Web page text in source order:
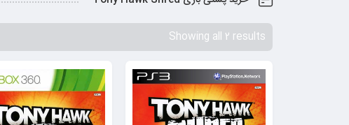
Showing all 2 results